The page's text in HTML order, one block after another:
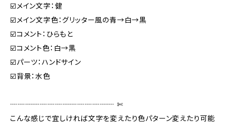
☑️メイン文字：健
☑️メイン文字色：グリッター風の青→白→黒
☑️コメント：ひらもと
☑️コメント色：白→黒
☑️パーツ：ハンドサイン
☑️背景：水色
┈┈┈┈┈┈┈┈┈┈┈┈┈┈ ✄‬‬
こんな感じで宜しければ文字を変えたり色パターン変えたり可能